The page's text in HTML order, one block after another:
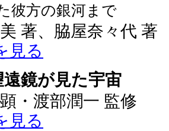
彼方の銀河まで
著、脇屋奈々代 著
見る
鏡が見た宇宙
・渡部潤一 監修
見る